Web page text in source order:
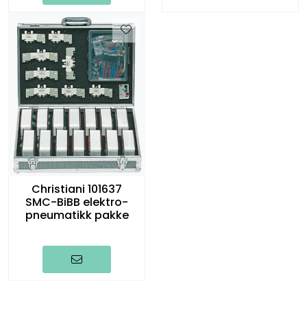
Christiani 101637
SMC-BiBB elektro-
pneumatikk pakke